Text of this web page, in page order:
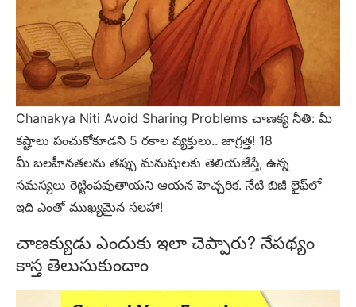
Chanakya Niti Avoid Sharing Problems చాణక్య నీతి: మీ
కష్టాలు పంచుకోకూడని 5 రకాల వ్యక్తులు.. జాగ్రత్త! 18
మీ బలహీనతలను తప్పు మనుషులకు తెలియజేస్తే, ఉన్న
సమస్యలు రెట్టింపవుతాయని ఆయన హెచ్చరిక. నేటి బిజీ లైఫ్‌లో
ఇది ఎంతో ముఖ్యమైన సలహా!
చాణక్యుడు ఎందుకు ఇలా చెప్పారు? నేపథ్యం
కాస్త తెలుసుకుందాం